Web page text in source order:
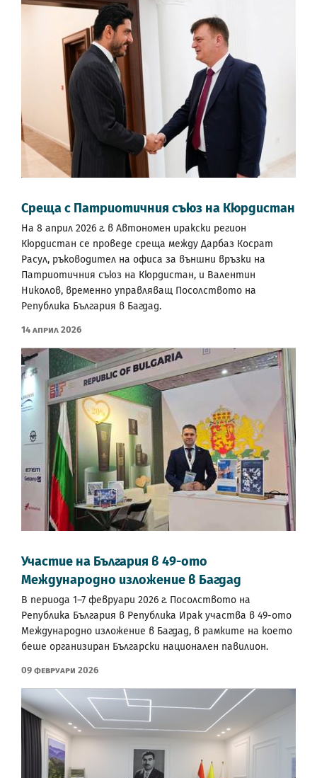
Среща с Патриотичния съюз на Кюрдистан
На 8 април 2026 г. в Автономен иракски регион
Кюрдистан се проведе среща между Дарбаз Косрат
Расул, ръководител на офиса за външни връзки на
Патриотичния съюз на Кюрдистан, и Валентин
Николов, временно управляващ Посолството на
Република България в Багдад.
14 Април 2026
Участие на България в 49-ото
Международно изложение в Багдад
В периода 1–7 февруари 2026 г. Посолството на
Република България в Република Ирак участва в 49-ото
Международно изложение в Багдад, в рамките на което
беше организиран Български национален павилион.
09 Февруари 2026